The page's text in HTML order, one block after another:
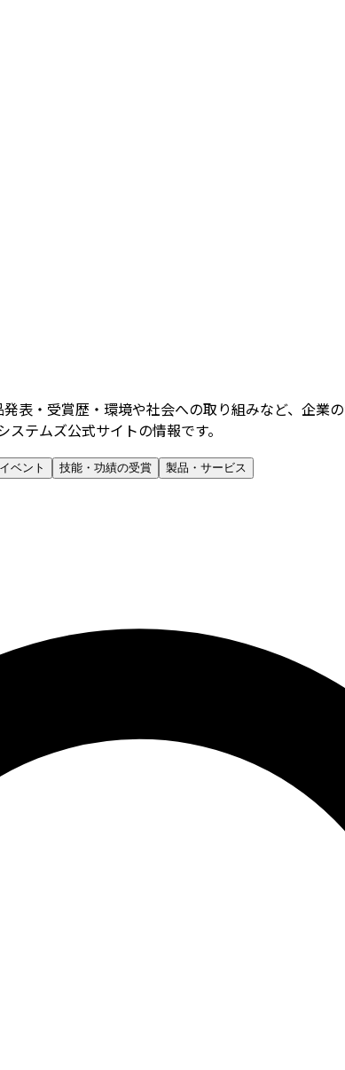
表・受賞歴・環境や社会への取り組みなど、企
テムズ公式サイトの情報です。
ベント 技能・功績の受賞 製品・サービス